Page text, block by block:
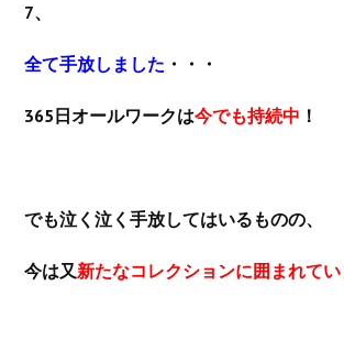
7、
全て手放しました ・・・
365日オールワークは今でも持続中 ！
でも泣く泣く手放してはいるものの、
今は又新たなコレクションに囲まれて